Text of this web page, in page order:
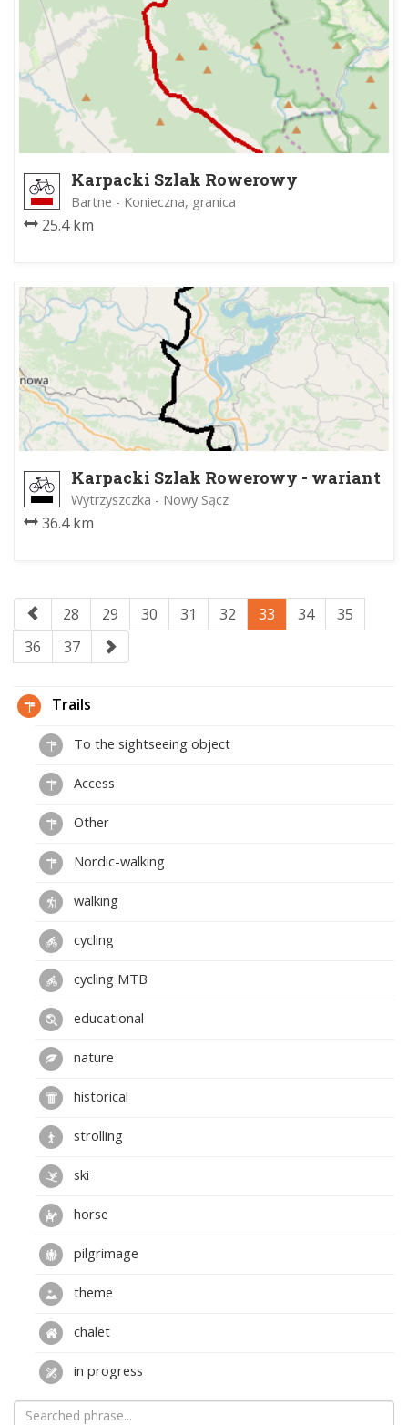
Karpacki Szlak Rowerowy
Bartne - Konieczna, granica
25.4 km
Karpacki Szlak Rowerowy - wariant
łososiński
Wytrzyszczka - Nowy Sącz
36.4 km
28 29 30 31 32 33 34
35
36
37
Trails
To the sightseeing object
Access
Other
Nordic-walking
walking
cycling
cycling MTB
educational
nature
historical
strolling
ski
horse
pilgrimage
theme
chalet
in progress